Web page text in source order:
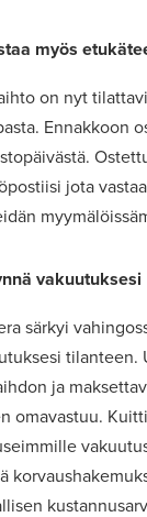
myös
on nyt
Ennakkoon
jota
vakuutuksesi
särkyi
tilanteen.
ja
omavastuu.